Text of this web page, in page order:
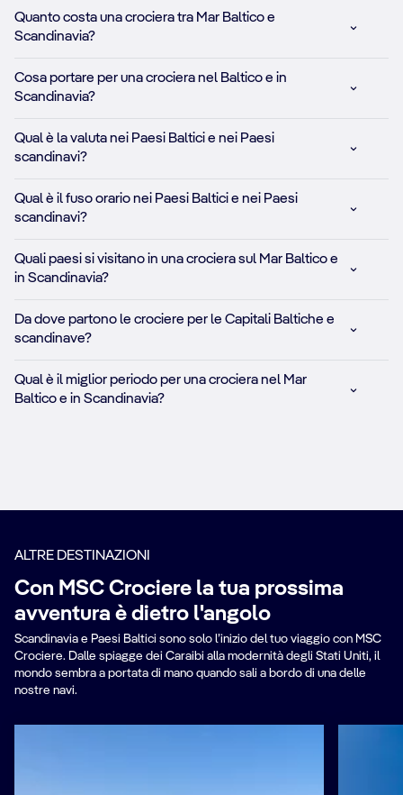
Quanto costa una crociera tra Mar Baltico e
Scandinavia?
Cosa portare per una crociera nel Baltico e in
Scandinavia?
Qual è la valuta nei Paesi Baltici e nei Paesi
scandinavi?
Qual è il fuso orario nei Paesi Baltici e nei Paesi
scandinavi?
Quali paesi si visitano in una crociera sul Mar Baltico e
in Scandinavia?
Da dove partono le crociere per le Capitali Baltiche e
scandinave?
Qual è il miglior periodo per una crociera nel Mar
Baltico e in Scandinavia?
ALTRE DESTINAZIONI
Con MSC Crociere la tua prossima
avventura è dietro l'angolo
Scandinavia e Paesi Baltici sono solo l’inizio del tuo viaggio con MSC
Crociere. Dalle spiagge dei Caraibi alla modernità degli Stati Uniti, il
mondo sembra a portata di mano quando sali a bordo di una delle
nostre navi.